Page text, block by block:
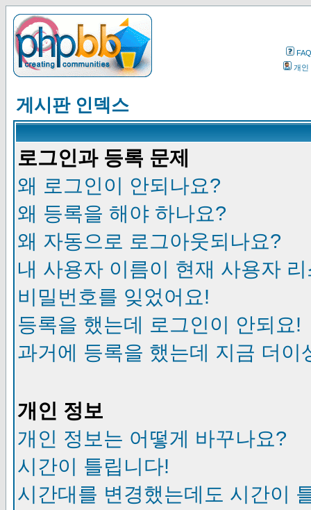
FAQ
개인
게시판 인덱스
로그인과 등록 문제
왜 로그인이 안되나요?
왜 등록을 해야 하나요?
왜 자동으로 로그아웃되나요?
내 사용자 이름이 현재 사용자
비밀번호를 잊었어요!
등록을 했는데 로그인이 안되요!
과거에 등록을 했는데 지금 더이
개인 정보
개인 정보는 어떻게 바꾸나요?
시간이 틀립니다!
시간대를 변경했는데도 시간이